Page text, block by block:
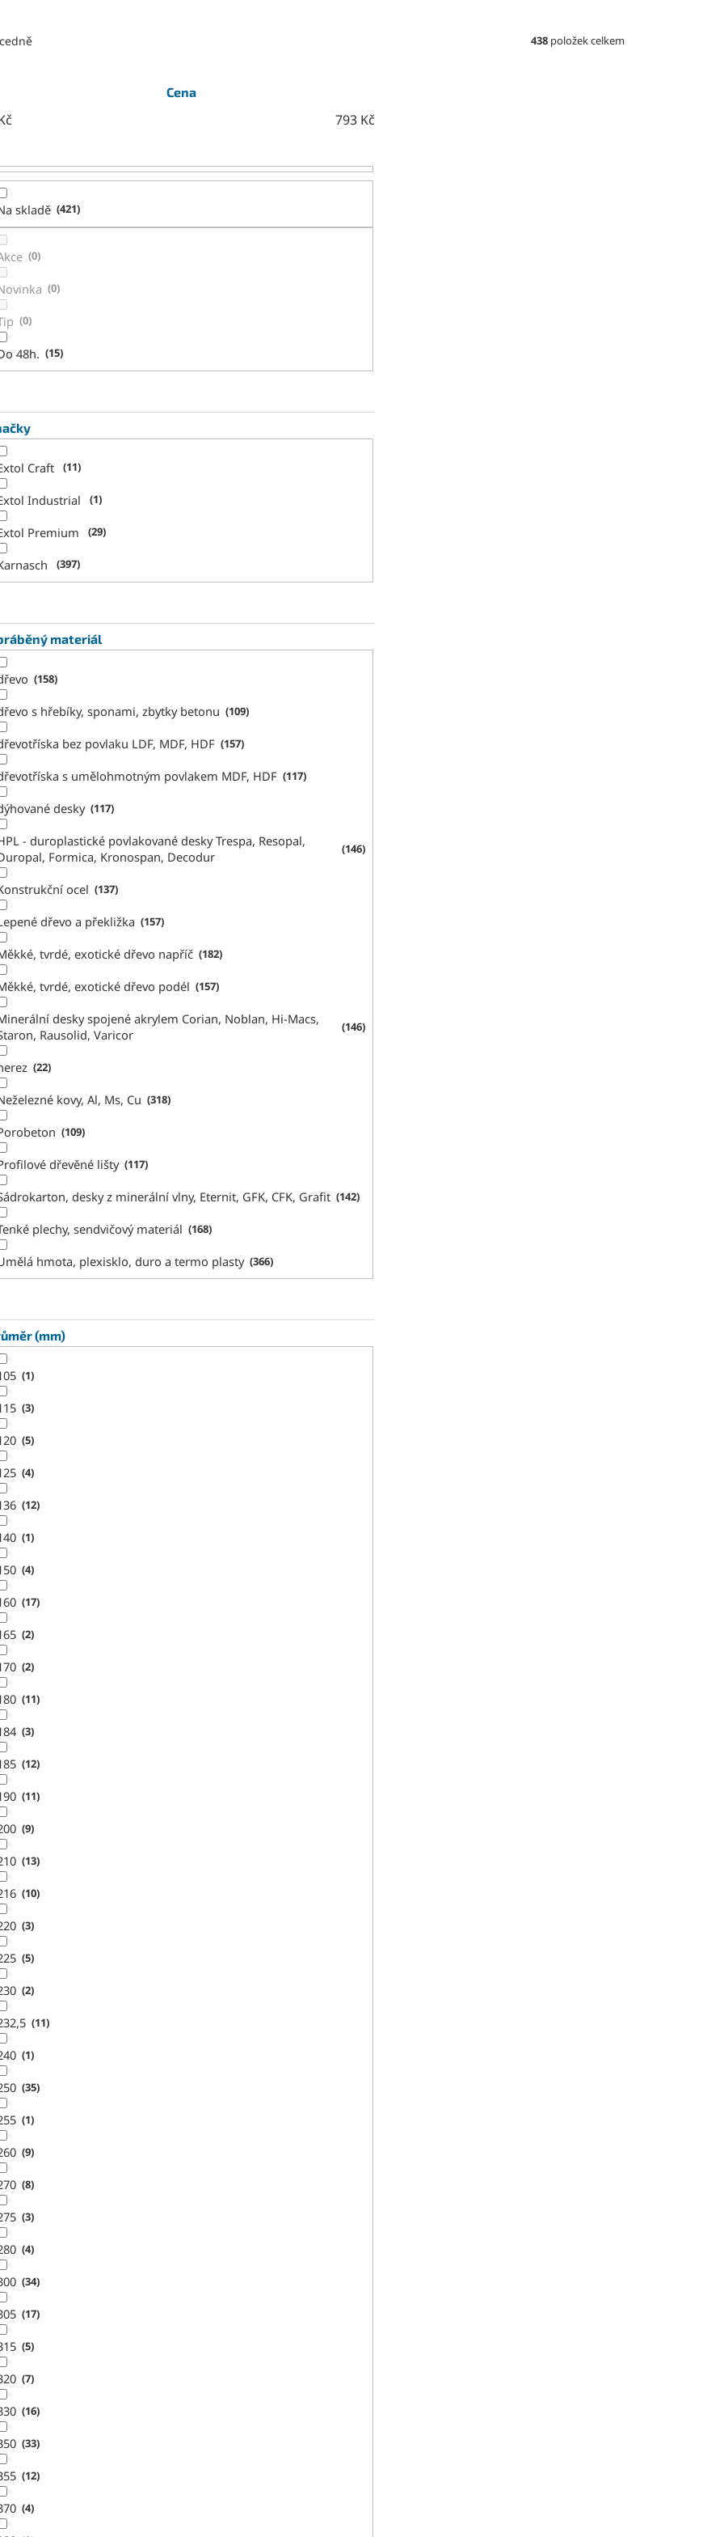
438 položek celkem
Cena
793 Kč
skladě 421
0
0
0
48h. 15
Craft 11
Industrial 1
Premium 29
397
materiál
158
s hřebíky, sponami, zbytky betonu 109
bez povlaku LDF, MDF, HDF 157
s umělohmotným povlakem MDF, HDF 117
desky 117
- duroplastické povlakované desky Trespa, Resopal,
Formica, Kronospan, Decodur
146
ocel 137
dřevo a překližka 157
tvrdé, exotické dřevo napříč 182
tvrdé, exotické dřevo podél 157
desky spojené akrylem Corian, Noblan, Hi-Macs,
Rausolid, Varicor
146
22
kovy, Al, Ms, Cu 318
109
dřevěné lišty 117
desky z minerální vlny, Eternit, GFK, CFK, Grafit 142
plechy, sendvičový materiál 168
hmota, plexisklo, duro a termo plasty 366
(mm)
1
3
5
4
12
1
4
17
2
2
11
3
12
11
9
13
10
3
5
2
11
1
35
1
9
8
3
4
34
17
5
7
16
33
12
4